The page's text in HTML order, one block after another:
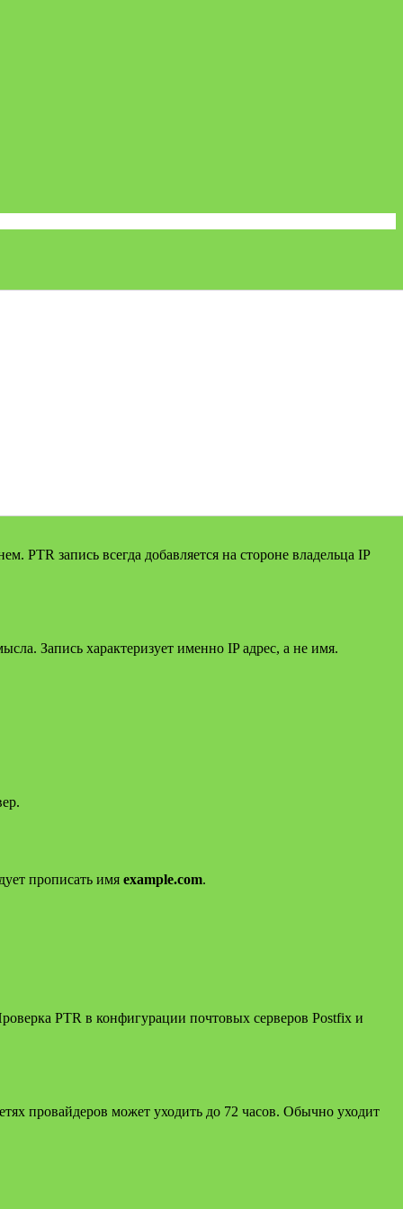
PTR запись всегда добавляется на стороне владельца IP
Запись характеризует именно IP адрес, а не имя.
прописать имя example.com.
PTR в конфигурации почтовых серверов Postfix и
провайдеров может уходить до 72 часов. Обычно уходит